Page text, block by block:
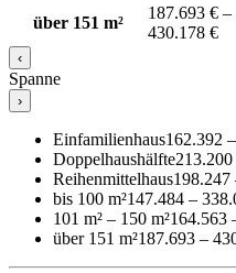
über 151 m²
187.693 € –
430.178 €
‹
Spanne
›
Einfamilienhaus162.392
Doppelhaushälfte
Reihenmittelhaus198.247
bis 100 m²147.484 –
101 m² – 150 m²164.563
über 151 m²187.693 –